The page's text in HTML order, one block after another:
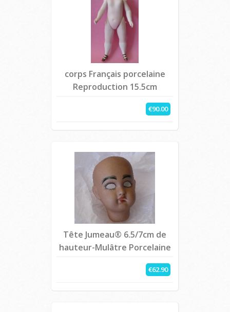
corps Français porcelaine
Reproduction 15.5cm
€90.00
Tête Jumeau® 6.5/7cm de
hauteur-Mulâtre Porcelaine
€62.90